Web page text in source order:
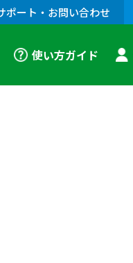
ポート・お問い合わせ
使い方ガイド